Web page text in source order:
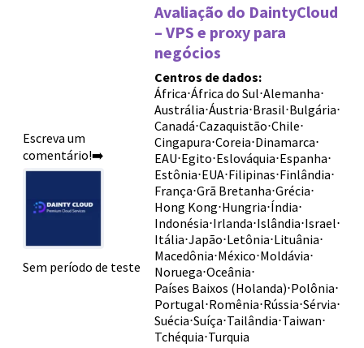
Escreva um
comentário!➡️
Sem período de teste
Avaliação do DaintyCloud
– VPS e proxy para
negócios
Centros de dados:
África⋅África do Sul⋅Alemanha⋅
Austrália⋅Áustria⋅Brasil⋅Bulgária⋅
Canadá⋅Cazaquistão⋅Chile⋅
Cingapura⋅Coreia⋅Dinamarca⋅
EAU⋅Egito⋅Eslováquia⋅Espanha⋅
Estônia⋅EUA⋅Filipinas⋅Finlândia⋅
França⋅Grã Bretanha⋅Grécia⋅
Hong Kong⋅Hungria⋅Índia⋅
Indonésia⋅Irlanda⋅Islândia⋅Israel⋅
Itália⋅Japão⋅Letônia⋅Lituânia⋅
Macedônia⋅México⋅Moldávia⋅
Noruega⋅Oceânia⋅
Países Baixos (Holanda)⋅Polônia⋅
Portugal⋅Romênia⋅Rússia⋅Sérvia⋅
Suécia⋅Suíça⋅Tailândia⋅Taiwan⋅
Tchéquia⋅Turquia